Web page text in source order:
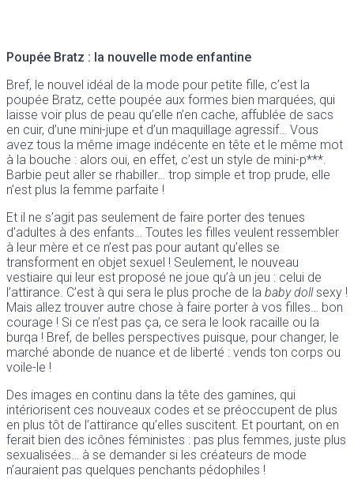
Poupée Bratz : la nouvelle mode enfantine
Bref, le nouvel idéal de la mode pour petite fille, c’est la
poupée Bratz, cette poupée aux formes bien marquées, qui
laisse voir plus de peau qu’elle n’en cache, affublée de sacs
en cuir, d’une mini-jupe et d’un maquillage agressif… Vous
avez tous la même image indécente en tête et le même mot
à la bouche : alors oui, en effet, c’est un style de mini-p***.
Barbie peut aller se rhabiller… trop simple et trop prude, elle
n’est plus la femme parfaite !
Et il ne s’agit pas seulement de faire porter des tenues
d’adultes à des enfants… Toutes les filles veulent ressembler
à leur mère et ce n’est pas pour autant qu’elles se
transforment en objet sexuel ! Seulement, le nouveau
vestiaire qui leur est proposé ne joue qu’à un jeu : celui de
l’attirance. C’est à qui sera le plus proche de la baby dollsexy !
Mais allez trouver autre chose à faire porter à vos filles… bon
courage ! Si ce n’est pas ça, ce sera le look racaille ou la
burqa ! Bref, de belles perspectives puisque, pour changer, le
marché abonde de nuance et de liberté : vends ton corps ou
voile-le !
Des images en continu dans la tête des gamines, qui
intériorisent ces nouveaux codes et se préoccupent de plus
en plus tôt de l’attirance qu’elles suscitent. Et pourtant, on en
ferait bien des icônes féministes : pas plus femmes, juste plus
sexualisées… à se demander si les créateurs de mode
n’auraient pas quelques penchants pédophiles !